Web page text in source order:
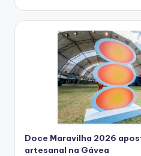
Doce Maravilha 2026
artesanal na Gávea